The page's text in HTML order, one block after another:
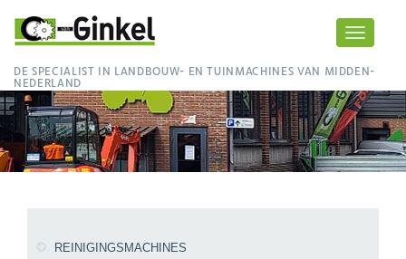
Toggle
DE SPECIALIST IN LANDBOUW- EN TUINMACHINES VAN MIDDEN-
NEDERLAND
REINIGINGSMACHINES